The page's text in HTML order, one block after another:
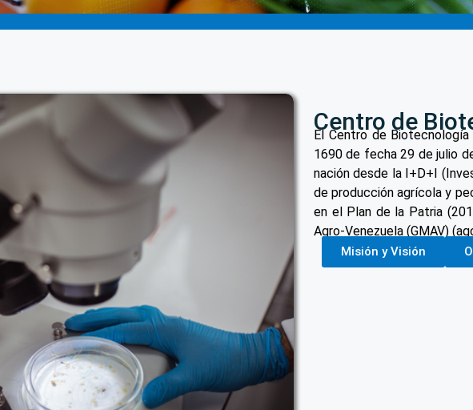
Centro de
El Centro de
1690 de fecha 29 de julio
nación desde la I+D+I
de producción agrícola y
en el Plan de la Patria
Agro-Venezuela (GMAV)
Misión y Visión